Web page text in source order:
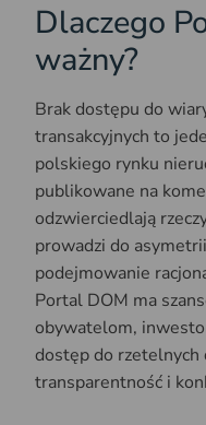
Dlaczego
ważny?
Brak dostępu do
transakcyjnych to
polskiego rynku
publikowane na
odzwierciedlają
prowadzi do
podejmowanie
Portal DOM ma
obywatelom,
dostęp do rzetelnych
transparentność i